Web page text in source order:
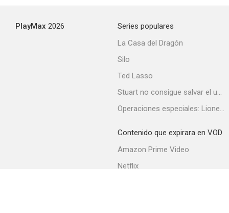
PlayMax 2026
Series populares
La Casa del Dragón
Silo
Ted Lasso
Stuart no consigue salvar el universo
Operaciones especiales: Lioness
Contenido que expirara en VOD
Amazon Prime Video
Netflix